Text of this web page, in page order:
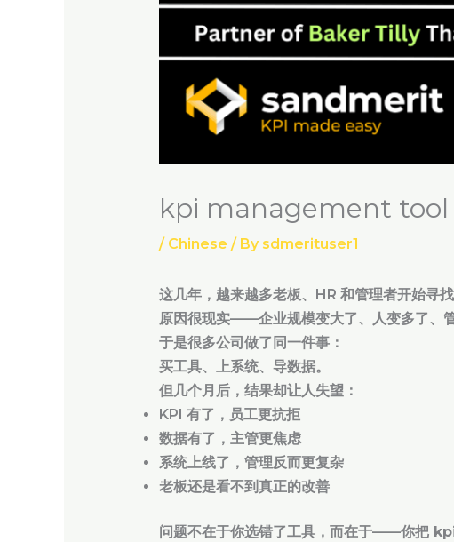
kpi management tool
/ Chinese / By sdmerituser1
这几年，越来越多老板、HR 和管理者开始寻找
原因很现实——企业规模变大了、人变多了、
于是很多公司做了同一件事：
买工具、上系统、导数据。
但几个月后，结果却让人失望：
KPI 有了，员工更抗拒
数据有了，主管更焦虑
系统上线了，管理反而更复杂
老板还是看不到真正的改善
问题不在于你选错了工具，而在于——你把